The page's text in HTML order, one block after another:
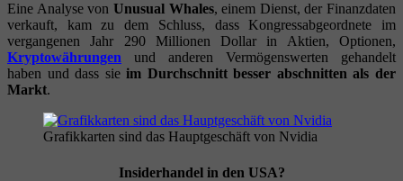
Eine Analyse von Unusual Whales, einem Dienst, der Finanzdaten
verkauft, kam zu dem Schluss, dass Kongressabgeordnete im
vergangenen Jahr 290 Millionen Dollar in Aktien, Optionen,
Kryptowährungen und anderen Vermögenswerten gehandelt
haben und dass sieim Durchschnitt besser abschnitten als der
Markt.
Grafikkarten sind das Hauptgeschäft von Nvidia
Insiderhandel in den USA?